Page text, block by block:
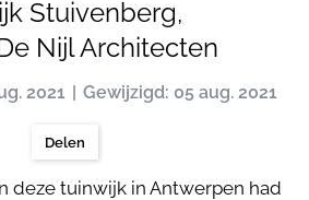
Stuivenberg,
Nijl Architecten
2021 Gewijzigd: 05 aug. 2021
Delen
deze tuinwijk in Antwerpen had